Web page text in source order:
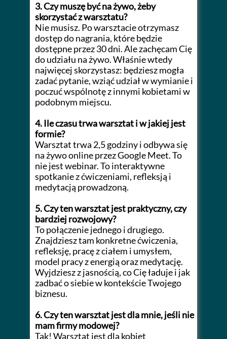
3. Czy muszę być na żywo, żeby
skorzystać z warsztatu?
Nie musisz. Po warsztacie otrzymasz
dostęp do nagrania, które będzie
dostępne przez 30 dni. Ale zachęcam Cię
do udziału na żywo. Właśnie wtedy
najwięcej skorzystasz: będziesz mogła
zadać pytanie, wziąć udział w wymianie i
poczuć wspólnotę z innymi kobietami w
podobnym miejscu.
4. Ile czasu trwa warsztat i w jakiej jest
formie?
Warsztat trwa 2,5 godziny i odbywa się
na żywo online przez Google Meet. To
nie jest webinar. To interaktywne
spotkanie z ćwiczeniami, refleksją i
medytacją prowadzoną.
5. Czy ten warsztat jest praktyczny, czy
bardziej rozwojowy?
To połączenie jednego i drugiego.
Znajdziesz tam konkretne ćwiczenia,
refleksję, pracę z ciałem i umysłem,
model pracy z energią oraz medytację.
Wyjdziesz z jasnością, co Cię ładuje i jak
zadbać o siebie w kontekście Twojego
biznesu.
6. Czy ten warsztat jest dla mnie, jeśli nie
mam firmy modowej?
Tak! Warsztat jest dla kobiet